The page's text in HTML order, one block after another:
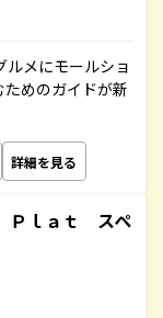
ルメにモールショ
ためのガイドが新
詳細を見る
ｌａｔ スペ